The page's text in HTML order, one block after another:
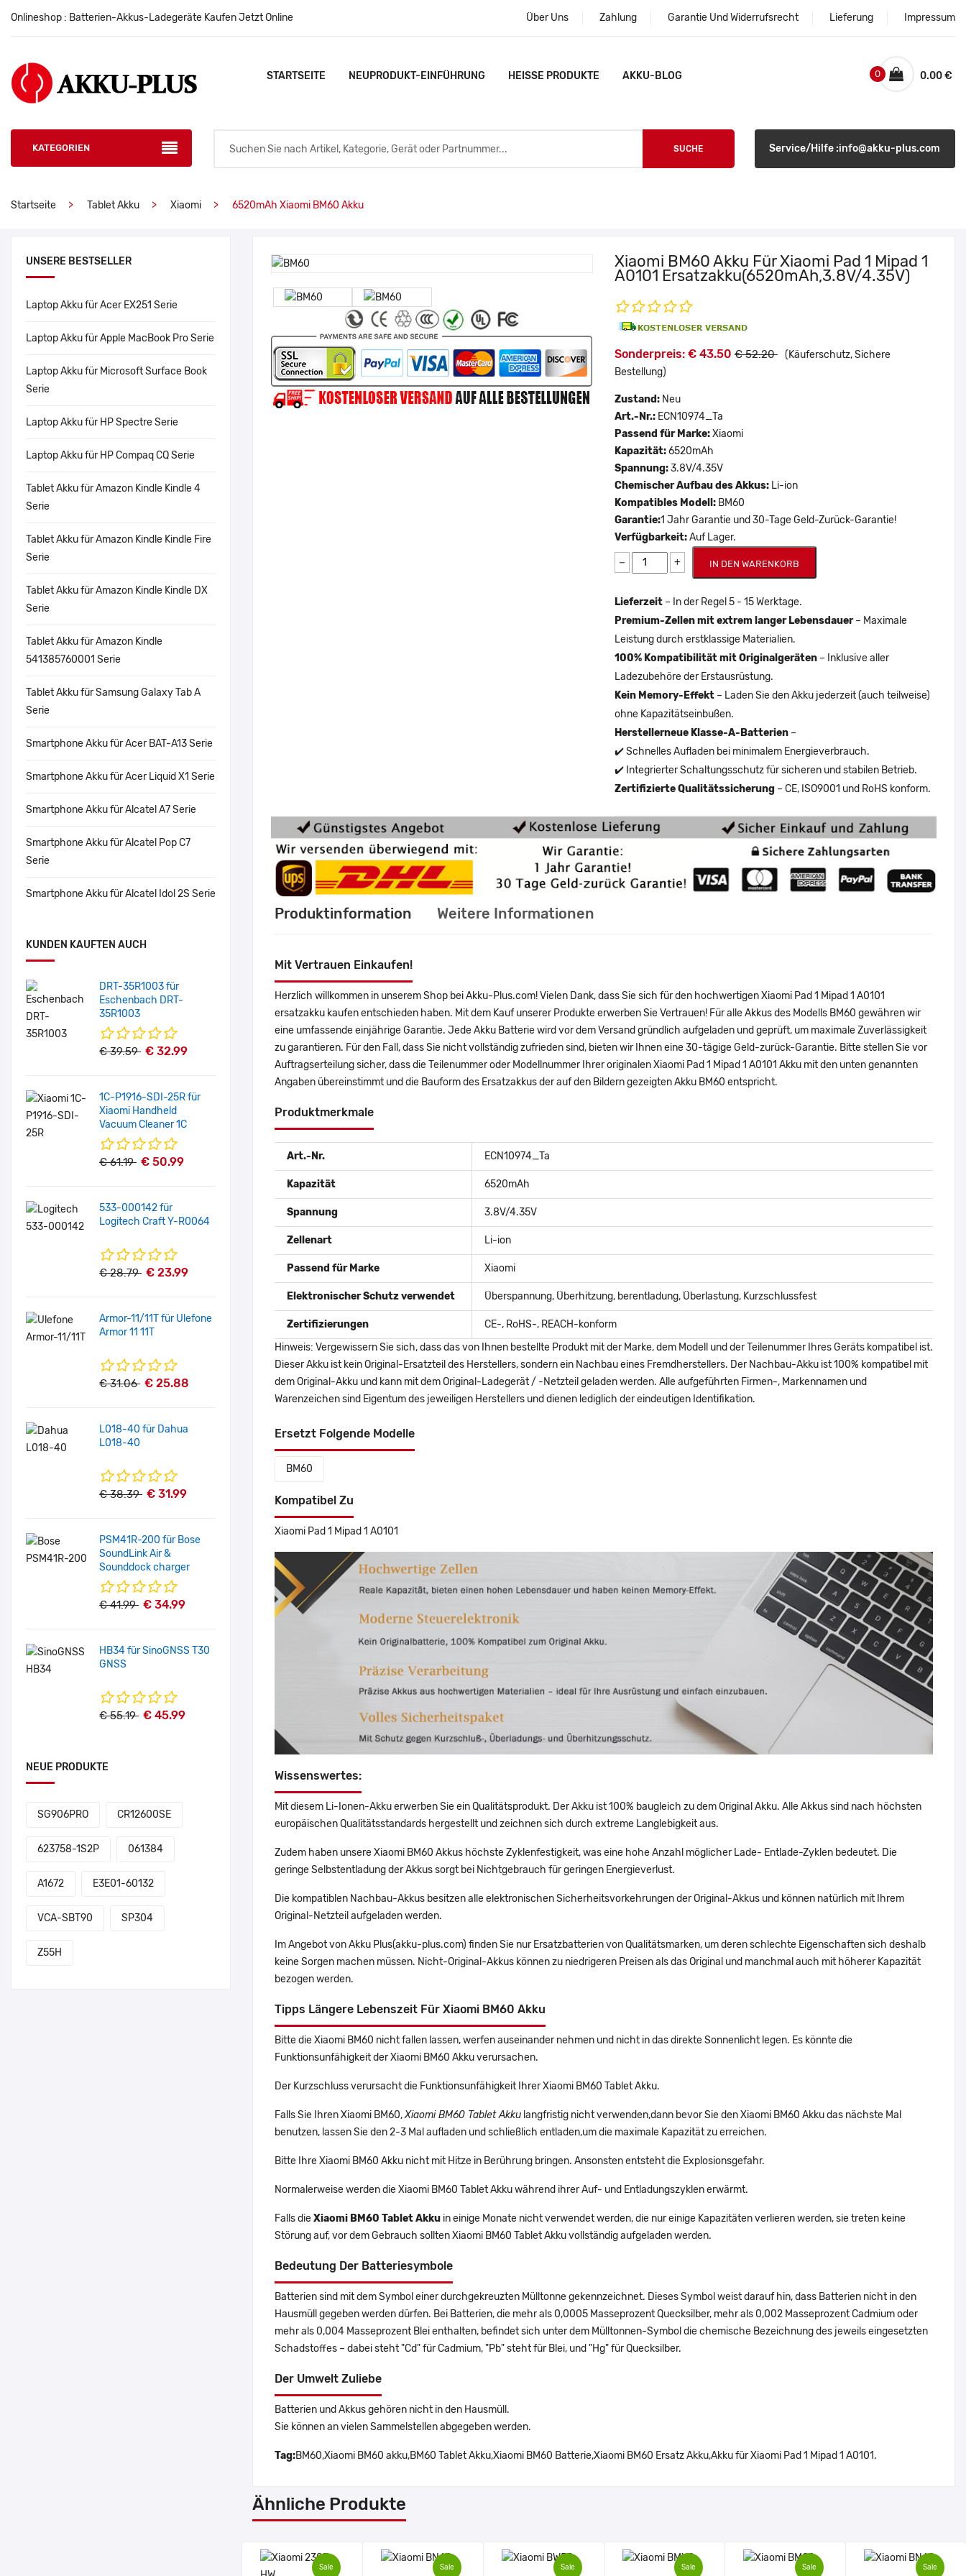
Onlineshop : Batterien-Akkus-Ladegeräte Kaufen Jetzt Online Über Uns Zahlung Garantie Und Widerrufsrecht Lieferung Impressum
STARTSEITE NEUPRODUKT-EINFÜHRUNG HEISSE PRODUKTE AKKU-BLOG 0.00 €
0
KATEGORIEN SUCHE Service/Hilfe :info@akku-plus.com
Startseite Tablet Akku Xiaomi 6520mAh Xiaomi BM60 Akku
UNSERE BESTSELLER
Laptop Akku für Acer EX251 Serie
Laptop Akku für Apple MacBook Pro Serie
Laptop Akku für Microsoft Surface Book
Serie
Laptop Akku für HP Spectre Serie
Laptop Akku für HP Compaq CQ Serie
Tablet Akku für Amazon Kindle Kindle 4
Serie
Tablet Akku für Amazon Kindle Kindle Fire
Serie
Tablet Akku für Amazon Kindle Kindle DX
Serie
Tablet Akku für Amazon Kindle
541385760001 Serie
Tablet Akku für Samsung Galaxy Tab A
Serie
Smartphone Akku für Acer BAT-A13 Serie
Smartphone Akku für Acer Liquid X1 Serie
Smartphone Akku für Alcatel A7 Serie
Smartphone Akku für Alcatel Pop C7
Serie
Smartphone Akku für Alcatel Idol 2S Serie
KUNDEN KAUFTEN AUCH
DRT-35R1003 für
Eschenbach DRT-
35R1003
€ 39.59 € 32.99
1C-P1916-SDI-25R für
Xiaomi Handheld
Vacuum Cleaner 1C
€ 61.19 € 50.99
533-000142 für
Logitech Craft Y-R0064
€ 28.79 € 23.99
Armor-11/11T für Ulefone
Armor 11 11T
€ 31.06 € 25.88
L018-40 für Dahua
L018-40
€ 38.39 € 31.99
PSM41R-200 für Bose
SoundLink Air &
Sounddock charger
€ 41.99 € 34.99
HB34 für SinoGNSS T30
GNSS
€ 55.19 € 45.99
NEUE PRODUKTE
SG906PRO CR12600SE
623758-1S2P 061384
A1672 E3E01-60132
VCA-SBT90 SP304
Z55H
Xiaomi BM60 Akku Für Xiaomi Pad 1 Mipad 1
A0101 Ersatzakku(6520mAh,3.8V/4.35V)
Sonderpreis: € 43.50 € 52.20 (Käuferschutz, Sichere
Bestellung)
Zustand: Neu
Art.-Nr.: ECN10974_Ta
Passend für Marke:Xiaomi
Kapazität:6520mAh
Spannung:3.8V/4.35V
Chemischer Aufbau des Akkus: Li-ion
Kompatibles Modell: BM60
Garantie:1 Jahr Garantie und 30-Tage Geld-Zurück-Garantie!
Verfügbarkeit:Auf Lager.
− + IN DEN WARENKORB
Lieferzeit – In der Regel 5 - 15 Werktage.
Premium-Zellen mit extrem langer Lebensdauer– Maximale
Leistung durch erstklassige Materialien.
100% Kompatibilität mit Originalgeräten – Inklusive aller
Ladezubehöre der Erstausrüstung.
Kein Memory-Effekt – Laden Sie den Akku jederzeit (auch teilweise)
ohne Kapazitätseinbußen.
Herstellerneue Klasse-A-Batterien –
✔️ Schnelles Aufladen bei minimalem Energieverbrauch.
✔️ Integrierter Schaltungsschutz für sicheren und stabilen Betrieb.
Zertifizierte Qualitätssicherung – CE, ISO9001 und RoHS konform.
Produktinformation Weitere Informationen
Mit Vertrauen Einkaufen!
Herzlich willkommen in unserem Shop bei Akku-Plus.com! Vielen Dank, dass Sie sich für den hochwertigen Xiaomi Pad 1 Mipad 1 A0101
ersatzakku kaufen entschieden haben. Mit dem Kauf unserer Produkte erwerben Sie Vertrauen! Für alle Akkus des Modells BM60 gewähren wir
eine umfassende einjährige Garantie. Jede Akku Batterie wird vor dem Versand gründlich aufgeladen und geprüft, um maximale Zuverlässigkeit
zu garantieren. Für den Fall, dass Sie nicht vollständig zufrieden sind, bieten wir Ihnen eine 30-tägige Geld-zurück-Garantie. Bitte stellen Sie vor
Auftragserteilung sicher, dass die Teilenummer oder Modellnummer Ihrer originalen Xiaomi Pad 1 Mipad 1 A0101 Akku mit den unten genannten
Angaben übereinstimmt und die Bauform des Ersatzakkus der auf den Bildern gezeigten Akku BM60 entspricht.
Produktmerkmale
Art.-Nr. ECN10974_Ta
Kapazität 6520mAh
Spannung 3.8V/4.35V
Zellenart Li-ion
Passend für Marke Xiaomi
Elektronischer Schutz verwendet Überspannung, Überhitzung, berentladung, Überlastung, Kurzschlussfest
Zertifizierungen
CE-, RoHS-, REACH-konform
Hinweis: Vergewissern Sie sich, dass das von Ihnen bestellte Produkt mit der Marke, dem Modell und der Teilenummer Ihres Geräts kompatibel ist.
Dieser Akku ist kein Original-Ersatzteil des Herstellers, sondern ein Nachbau eines Fremdherstellers. Der Nachbau-Akku ist 100% kompatibel mit
dem Original-Akku und kann mit dem Original-Ladegerät / -Netzteil geladen werden. Alle aufgeführten Firmen-, Markennamen und
Warenzeichen sind Eigentum des jeweiligen Herstellers und dienen lediglich der eindeutigen Identifikation.
Ersetzt Folgende Modelle
BM60
Kompatibel Zu
Xiaomi Pad 1 Mipad 1 A0101
Wissenswertes:
Mit diesem Li-Ionen-Akku erwerben Sie ein Qualitätsprodukt. Der Akku ist 100% baugleich zu dem Original Akku. Alle Akkus sind nach höchsten
europäischen Qualitätsstandards hergestellt und zeichnen sich durch extreme Langlebigkeit aus.
Zudem haben unsere Xiaomi BM60 Akkus höchste Zyklenfestigkeit, was eine hohe Anzahl möglicher Lade- Entlade-Zyklen bedeutet. Die
geringe Selbstentladung der Akkus sorgt bei Nichtgebrauch für geringen Energieverlust.
Die kompatiblen Nachbau-Akkus besitzen alle elektronischen Sicherheitsvorkehrungen der Original-Akkus und können natürlich mit Ihrem
Original-Netzteil aufgeladen werden.
Im Angebot von Akku Plus(akku-plus.com) finden Sie nur Ersatzbatterien von Qualitätsmarken, um deren schlechte Eigenschaften sich deshalb
keine Sorgen machen müssen. Nicht-Original-Akkus können zu niedrigeren Preisen als das Original und manchmal auch mit höherer Kapazität
bezogen werden.
Tipps Längere Lebenszeit Für Xiaomi BM60 Akku
Bitte die Xiaomi BM60 nicht fallen lassen, werfen auseinander nehmen und nicht in das direkte Sonnenlicht legen. Es könnte die
Funktionsunfähigkeit der Xiaomi BM60 Akku verursachen.
Der Kurzschluss verursacht die Funktionsunfähigkeit Ihrer Xiaomi BM60 Tablet Akku.
Falls Sie Ihren Xiaomi BM60,Xiaomi BM60 Tablet Akku langfristig nicht verwenden,dann bevor Sie den Xiaomi BM60 Akku das nächste Mal
benutzen, lassen Sie den 2-3 Mal aufladen und schließlich entladen,um die maximale Kapazität zu erreichen.
Bitte Ihre Xiaomi BM60 Akku nicht mit Hitze in Berührung bringen. Ansonsten entsteht die Explosionsgefahr.
Normalerweise werden die Xiaomi BM60 Tablet Akku während ihrer Auf- und Entladungszyklen erwärmt.
Falls dieXiaomi BM60 Tablet Akku in einige Monate nicht verwendet werden, die nur einige Kapazitäten verlieren werden, sie treten keine
Störung auf, vor dem Gebrauch sollten Xiaomi BM60 Tablet Akku vollständig aufgeladen werden.
Bedeutung Der Batteriesymbole
Batterien sind mit dem Symbol einer durchgekreuzten Mülltonne gekennzeichnet. Dieses Symbol weist darauf hin, dass Batterien nicht in den
Hausmüll gegeben werden dürfen. Bei Batterien, die mehr als 0,0005 Masseprozent Quecksilber, mehr als 0,002 Masseprozent Cadmium oder
mehr als 0,004 Masseprozent Blei enthalten, befindet sich unter dem Mülltonnen-Symbol die chemische Bezeichnung des jeweils eingesetzten
Schadstoffes – dabei steht "Cd" für Cadmium, "Pb" steht für Blei, und "Hg" für Quecksilber.
Der Umwelt Zuliebe
Batterien und Akkus gehören nicht in den Hausmüll.
Sie können an vielen Sammelstellen abgegeben werden.
Tag:BM60,Xiaomi BM60 akku,BM60 Tablet Akku,Xiaomi BM60 Batterie,Xiaomi BM60 Ersatz Akku,Akku für Xiaomi Pad 1 Mipad 1 A0101.
Ähnliche Produkte
Sale Sale Sale Sale Sale Sale